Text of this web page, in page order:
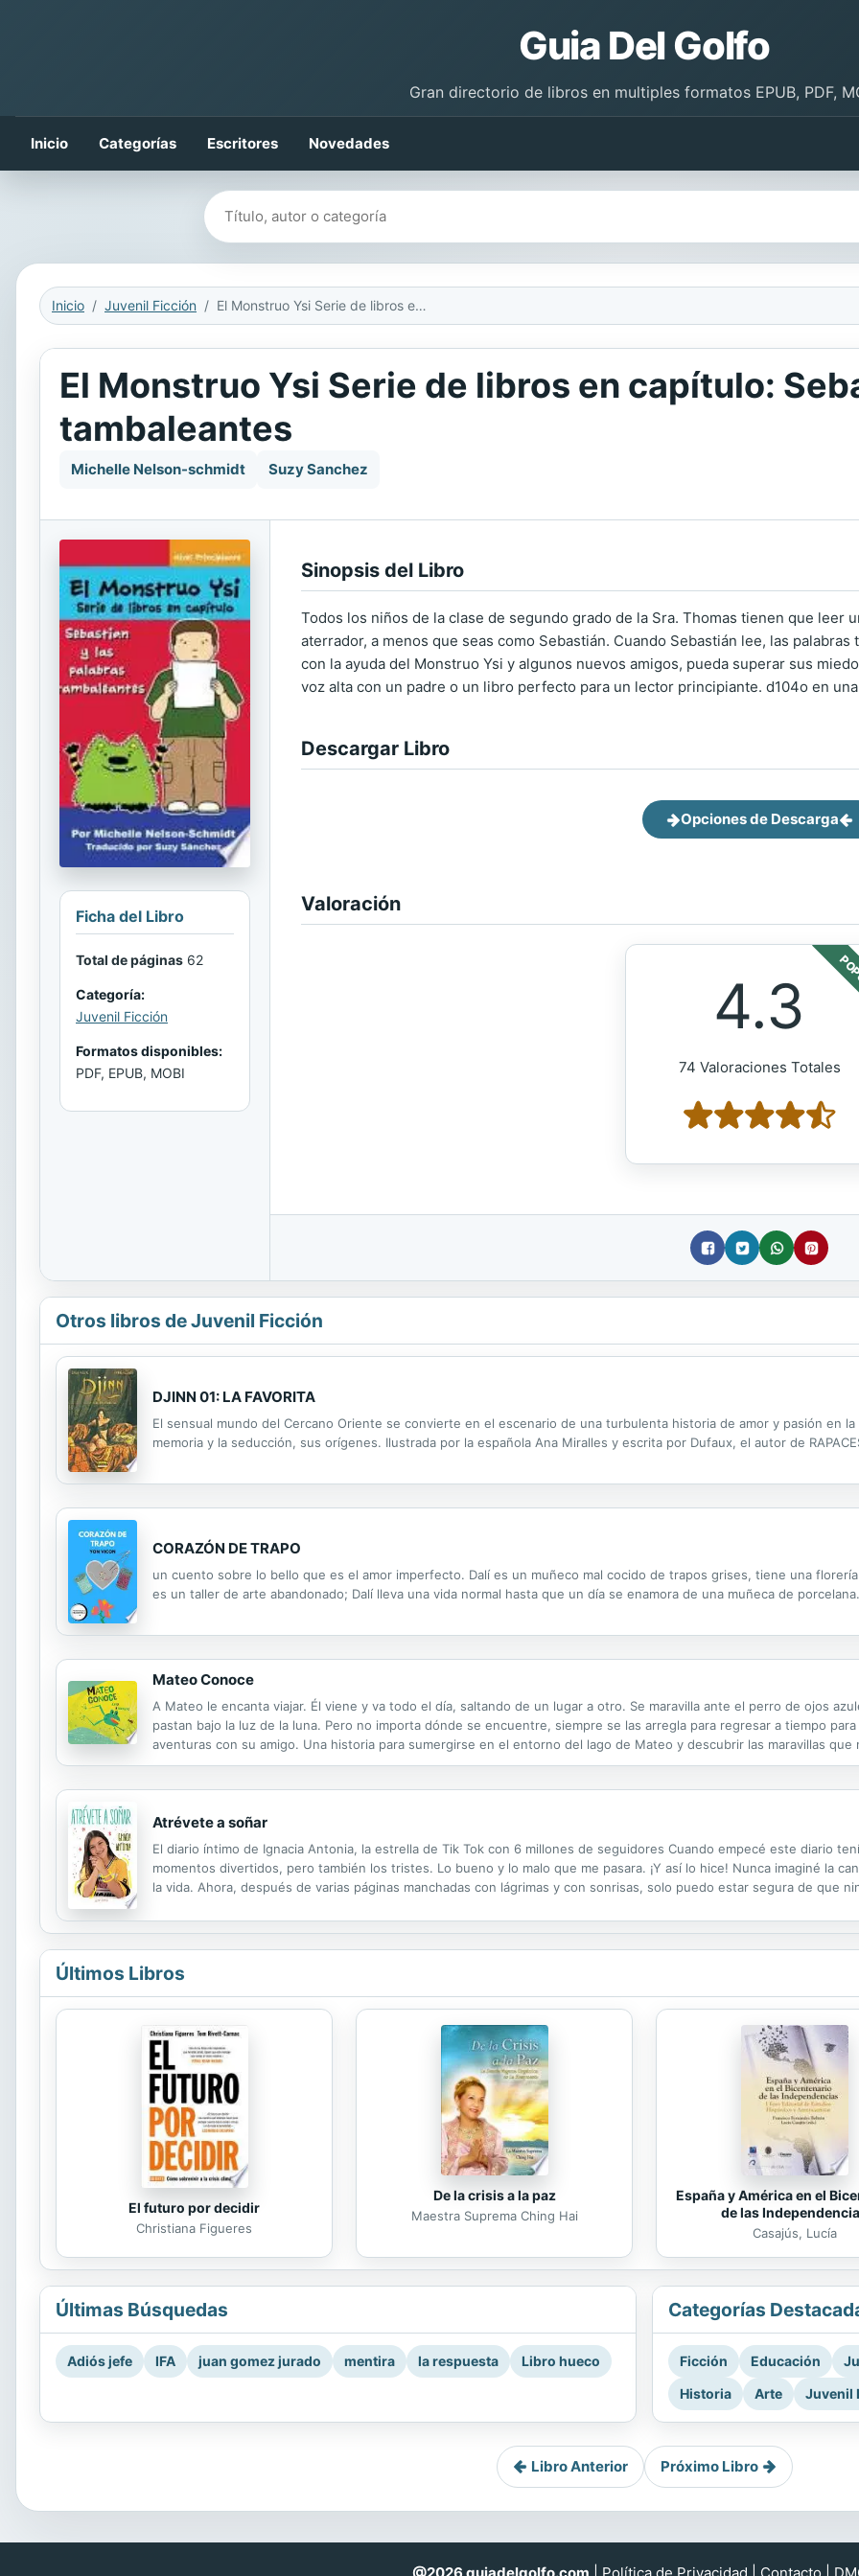
Guia Del Golfo
Gran directorio de libros en multiples formatos EPUB, PDF,
Inicio Categorías Escritores Novedades
Buscar libros
Inicio Juvenil Ficción El Monstruo Ysi Serie de libros en capítulo: Sebastián y las palabras tambaleantes
El Monstruo Ysi Serie de libros en capítulo:
tambaleantes
Michelle Nelson-schmidt Suzy Sanchez
Ficha del Libro
Total de páginas 62
Categoría:
Juvenil Ficción
Formatos disponibles:
PDF, EPUB, MOBI
Sinopsis del Libro
Todos los niños de la clase de segundo grado de la Sra. Thomas tienen que leer
aterrador, a menos que seas como Sebastián. Cuando Sebastián lee, las
con la ayuda del Monstruo Ysi y algunos nuevos amigos, pueda superar sus
voz alta con un padre o un libro perfecto para un lector principiante. d104o en
Descargar Libro
Opciones de Descarga
Valoración
4.3
74 Valoraciones Totales
Otros libros de Juvenil Ficción
DJINN 01: LA FAVORITA
El sensual mundo del Cercano Oriente se convierte en el escenario de una turbulenta historia de amor y pasión en
memoria y la seducción, sus orígenes. Ilustrada por la española Ana Miralles y escrita por Dufaux, el autor de
CORAZÓN DE TRAPO
un cuento sobre lo bello que es el amor imperfecto. Dalí es un muñeco mal cocido de trapos grises, tiene una
es un taller de arte abandonado; Dalí lleva una vida normal hasta que un día se enamora de una muñeca de porcelana.
Mateo Conoce
A Mateo le encanta viajar. Él viene y va todo el día, saltando de un lugar a otro. Se maravilla ante el perro de ojos
pastan bajo la luz de la luna. Pero no importa dónde se encuentre, siempre se las arregla para regresar a tiempo
aventuras con su amigo. Una historia para sumergirse en el entorno del lago de Mateo y descubrir las maravillas
comes and goes all day long, jumping up and down from place to place. He marvels at the blue-eyed dog, the
Atrévete a soñar
El diario íntimo de Ignacia Antonia, la estrella de Tik Tok con 6 millones de seguidores Cuando empecé este diario
momentos divertidos, pero también los tristes. Lo bueno y lo malo que me pasara. ¡Y así lo hice! Nunca imaginé la
la vida. Ahora, después de varias páginas manchadas con lágrimas y con sonrisas, solo puedo estar segura de que
Últimos Libros
El futuro por decidir
Christiana Figueres
De la crisis a la paz
Maestra Suprema Ching Hai
España y América en el
de las
Casajús, Lucía
Últimas Búsquedas
Adiós jefe IFA juan gomez jurado mentira la respuesta Libro hueco
Categorías
Ficción Educación
Historia
Arte Juvenil
Libro Anterior Próximo Libro